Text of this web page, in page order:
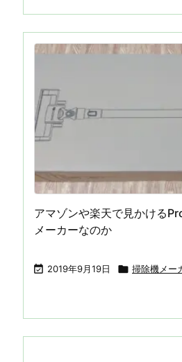
アマゾンや楽天で見かける
メーカーなのか
 2019年9月19日  掃除機メー